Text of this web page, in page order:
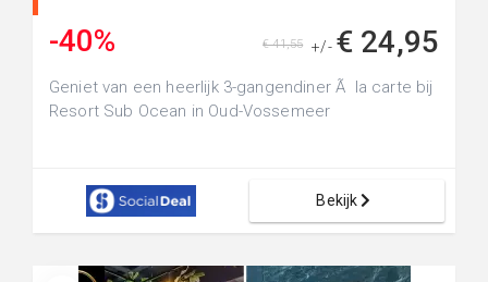
-40% +/- € 24,95
€ 41,55
Geniet van een heerlijk 3-gangendiner Ã la carte bij
Resort Sub Ocean in Oud-Vossemeer
Bekijk